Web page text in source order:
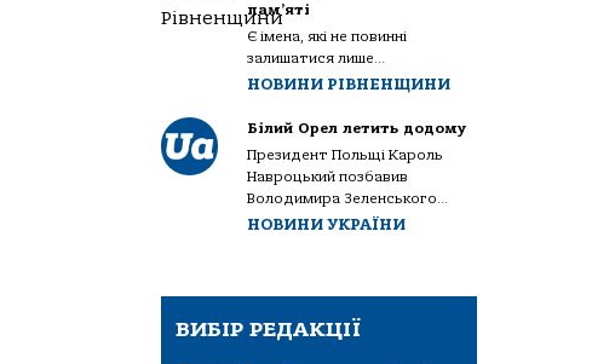
пам’яті
Є імена, які не повинні
залишатися лише...
НОВИНИ РІВНЕНЩИНИ
Білий Орел летить додому
Президент Польщі Кароль
Навроцький позбавив
Володимира Зеленського...
НОВИНИ УКРАЇНИ
ВИБІР РЕДАКЦІЇ